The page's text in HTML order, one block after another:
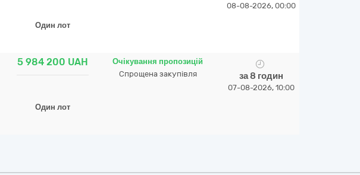
Один лот
08-08-2026, 00:00
5 984 200 UAH
Один лот
Очікування пропозицій
Спрощена закупівля
за 8 годин
07-08-2026, 10:00